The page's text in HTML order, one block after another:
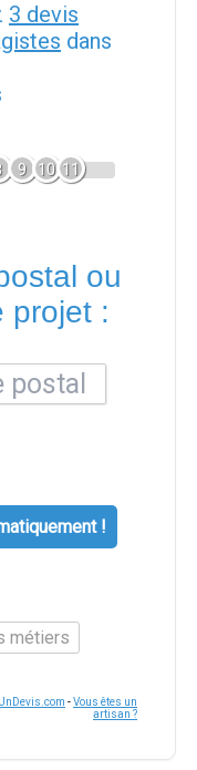
3 devis
dans
9 10 11
ou
projet :
!
métiers
-Vous êtes un
artisan ?